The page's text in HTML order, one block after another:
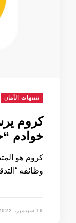
تنبيهات الأمان
كروم
خوادم
كروم هو
وظائفه
19 سبتمبر، 2022